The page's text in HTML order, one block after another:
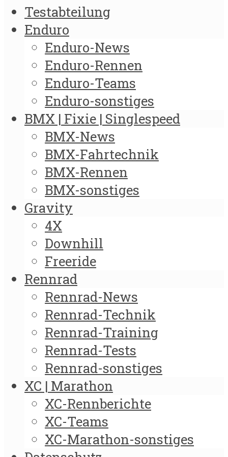
Testabteilung
Enduro
Enduro-News
Enduro-Rennen
Enduro-Teams
Enduro-sonstiges
BMX | Fixie | Singlespeed
BMX-News
BMX-Fahrtechnik
BMX-Rennen
BMX-sonstiges
Gravity
4X
Downhill
Freeride
Rennrad
Rennrad-News
Rennrad-Technik
Rennrad-Training
Rennrad-Tests
Rennrad-sonstiges
XC | Marathon
XC-Rennberichte
XC-Teams
XC-Marathon-sonstiges